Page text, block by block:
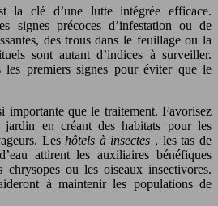
la clé d’une lutte intégrée efficace.
signes précoces d’infestation ou de
des trous dans le feuillage ou la
sont autant d’indices à surveiller.
les premiers signes pour éviter que le
importante que le traitement. Favorisez
en créant des habitats pour les
Leshôtels à insectes , les tas de
attirent les auxiliaires bénéfiques
chrysopes ou les oiseaux insectivores.
à maintenir les populations de